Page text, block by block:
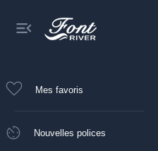
Mes favoris
Nouvelles polices